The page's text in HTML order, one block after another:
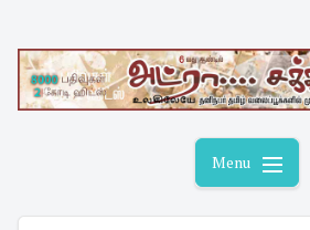
content
Menu